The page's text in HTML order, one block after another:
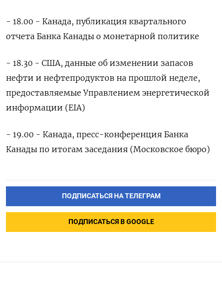
- 18.00 - Канада, публикация квартального
отчета Банка Канады о монетарной политике
- 18.30 - США, данные об изменении запасов
нефти и нефтепродуктов на прошлой неделе,
предоставляемые Управлением энергетической
информации (EIA)
- 19.00 - Канада, пресс-конференция Банка
Канады по итогам заседания (Московское бюро)
ПОДПИСАТЬСЯ НА ТЕЛЕГРАМ
ПОДПИСАТЬСЯ В GOOGLE